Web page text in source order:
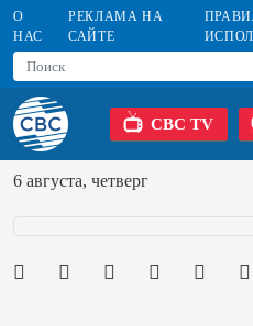
О
НАС
РЕКЛАМА НА
САЙТЕ
CBC TV
6 августа, четверг